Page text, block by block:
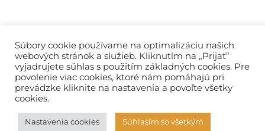
Súbory cookie používame na optimalizáciu našich
webových stránok a služieb. Kliknutím na „Prijať“
vyjadrujete súhlas s použitím základných cookies. Pre
povolenie viac cookies, ktoré nám pomáhajú pri
prevádzke kliknite na nastavenia a povoľte všetky
cookies.
Nastavenia cookies Súhlasím so všetkým